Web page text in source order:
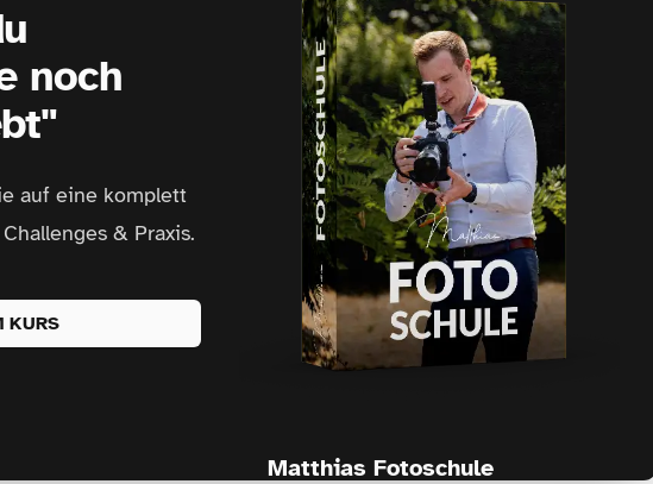
noch
auf eine komplett
& Praxis.
KURS
Matthias Fotoschule